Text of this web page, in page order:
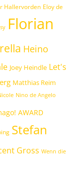
Hallervorden Eloy de
Florian
Heino
Joey Heindle Let's
Matthias Reim
Nino de Angelo
AWARD
Stefan
Gross Wenn die